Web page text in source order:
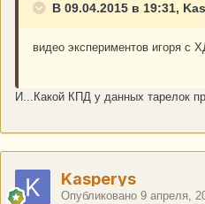
В 09.04.2015 в 19:31,
видео экспериментов игоря с
И...Какой КПД у данных тарелок
Kasperys
Опубликовано 9 апреля,